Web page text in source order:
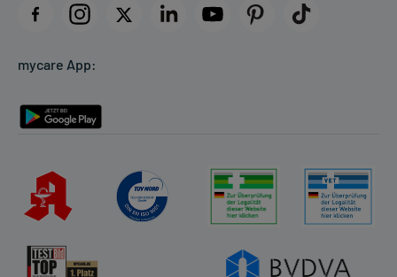
Datenschutz
Rückgabe/Widerruf
mycare App: